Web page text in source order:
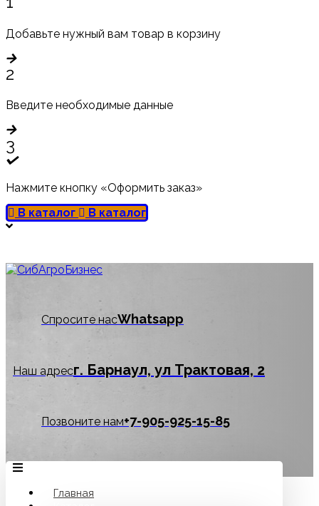
Добавьте нужный вам товар в корзину
2
Введите необходимые данные
3
Нажмите кнопку «Оформить заказ»
В каталог
В каталог
Спросите насWhatsapp
Наш адресг. Барнаул, ул Трактовая, 2
Позвоните нам‪+7-905-925-15-85
Главная